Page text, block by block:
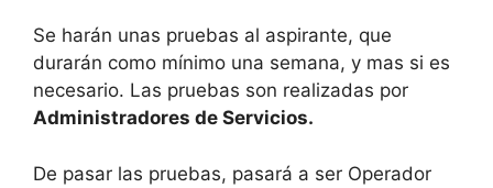
Se harán unas pruebas al aspirante, que
durarán como mínimo una semana, y mas si es
necesario. Las pruebas son realizadas por
Administradores de Servicios.
De pasar las pruebas, pasará a ser Operador